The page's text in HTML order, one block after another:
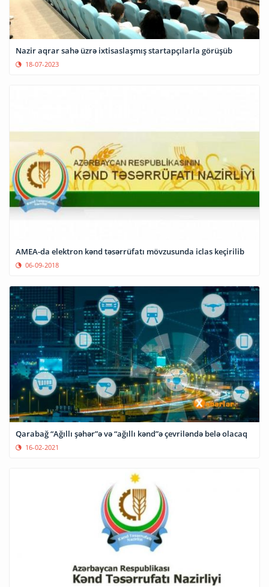
Nazir aqrar sahə üzrə ixtisaslaşmış startapçılarla görüşüb
18-07-2023
AMEA-da elektron kənd təsərrüfatı mövzusunda iclas keçirilib
06-09-2018
Qarabağ “Ağıllı şəhər”ə və “ağıllı kənd”ə çevriləndə belə olacaq
16-02-2021